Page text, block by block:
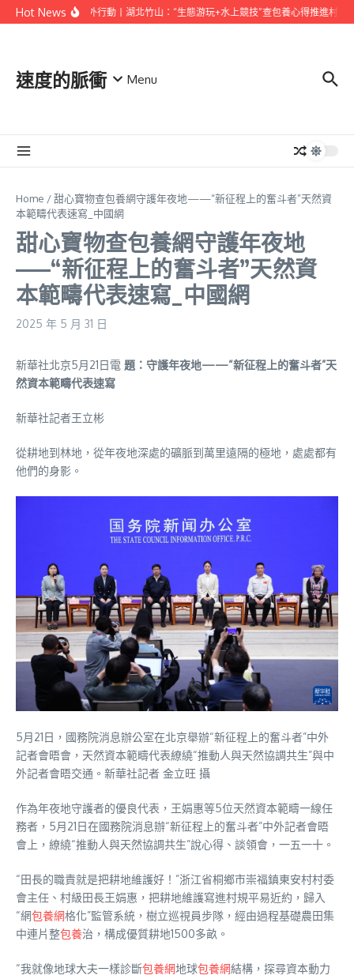
Skip to content
Hot News村落復興外行動丨湖北竹山：“生態游玩+水上競技”查包養心得推進村落
速度的脈衝 Menu
Home /甜心寶物查包養網守護年夜地——“新征程上的奮斗者”天然資
本範疇代表速寫_中國網
甜心寶物查包養網守護年夜地
——“新征程上的奮斗者”天然資
本範疇代表速寫_中國網
2025 年 5 月 31 日
新華社北京5月21日電 題：守護年夜地——“新征程上的奮斗者”天
然資本範疇代表速寫
新華社記者王立彬
從耕地到林地，從年夜地深處的礦脈到萬里遠隔的極地，處處都有
他們的身影。
5月21日，國務院消息辦公室在北京舉辦“新征程上的奮斗者”中外
記者會晤會，天然資本範疇代表繚繞“推動人與天然協調共生”與中
外記者會晤交通。新華社記者 金立旺 攝
作為年夜地守護者的優良代表，王娟惠等5位天然資本範疇一線任
務者，5月21日在國務院消息辦“新征程上的奮斗者”中外記者會晤
會上，繚繞“推動人與天然協調共生”說心得、談領會，一五一十。
“田長的職責就是把耕地維護好！”浙江省桐鄉市崇福鎮東安村村委
會主任、村級田長王娟惠，把耕地維護寫進村規平易近約，歸入
“網包養網格化”監管系統，樹立巡視員步隊，經由過程基礎農田集
中連片整包養治，構成優質耕地1500多畝。
“我就像地球大夫一樣診斷包養網地球包養網結構，探尋資本動力